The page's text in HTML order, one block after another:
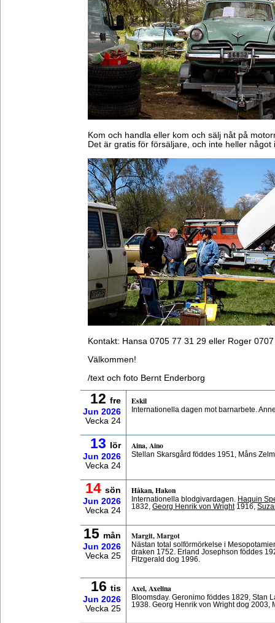
Kom och handla eller kom och sälj nåt på
Det är gratis för försäljare, och inte heller något
Kontakt: Hansa 0705 77 31 29 eller Roger
Välkommen!
/text och foto Bernt Enderborg
12 fre
Jun 2026
Vecka 24
Eskil
Internationella dagen mot barnarbete.
13
lör
Jun 2026
Vecka 24
Aina, Aino
Stellan Skarsgård föddes 1951, Måns
14 sön
Jun 2026
Vecka 24
Håkan, Hakon
Internationella blodgivardagen.
Haquin
1832, Georg Henrik von Wright1916,
15 mån
Jun 2026
Vecka 25
Margit, Margot
Nästan total solförmörkelse i
draken 1752. Erland Josephson föddes
Fitzgerald dog 1996.
16 tis
Jun 2026
Vecka 25
Axel, Axelina
Bloomsday. Geronimo föddes 1829, Stan
1938. Georg Henrik von Wright dog 2003,